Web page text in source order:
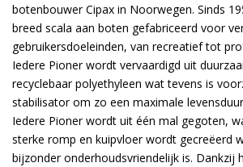
botenbouwer Cipax in Noorwegen. Sinds
breed scala aan boten gefabriceerd voor
gebruikersdoeleinden, van recreatief tot
Iedere Pioner wordt vervaardigd uit
recyclebaar polyethyleen wat tevens is
stabilisator om zo een maximale
Iedere Pioner wordt uit één mal gegoten,
sterke romp en kuipvloer wordt gecreëerd
bijzonder onderhoudsvriendelijk is. Dankzij